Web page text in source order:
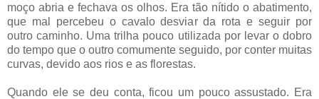
moço abria e fechava os olhos. Era tão nítido o abatimento,
que mal percebeu o cavalo desviar da rota e seguir por
outro caminho. Uma trilha pouco utilizada por levar o dobro
do tempo que o outro comumente seguido, por conter muitas
curvas, devido aos rios e as florestas.
Quando ele se deu conta, ficou um pouco assustado. Era